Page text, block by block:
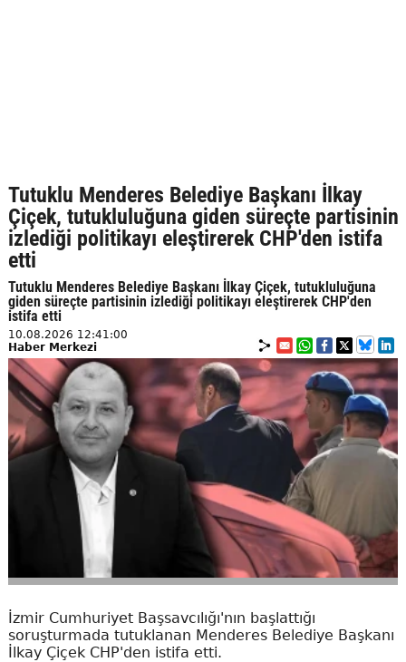
Tutuklu Menderes Belediye Başkanı İlkay
Çiçek, tutukluluğuna giden süreçte partisinin
izlediği politikayı eleştirerek CHP'den istifa
etti
Tutuklu Menderes Belediye Başkanı İlkay Çiçek, tutukluluğuna
giden süreçte partisinin izlediği politikayı eleştirerek CHP'den
istifa etti
10.08.2026 12:41:00
Haber Merkezi
İzmir Cumhuriyet Başsavcılığı'nın başlattığı
soruşturmada tutuklanan Menderes Belediye Başkanı
İlkay Çiçek CHP'den istifa etti.